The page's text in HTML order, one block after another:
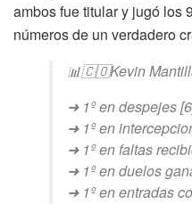
ambos fue titular y jugó los
números de un verdadero
📊🇨🇴Kevin
➜ 1º en despejes
➜ 1º en
➜ 1º en faltas
➜ 1º en duelos
➜ 1º en entradas